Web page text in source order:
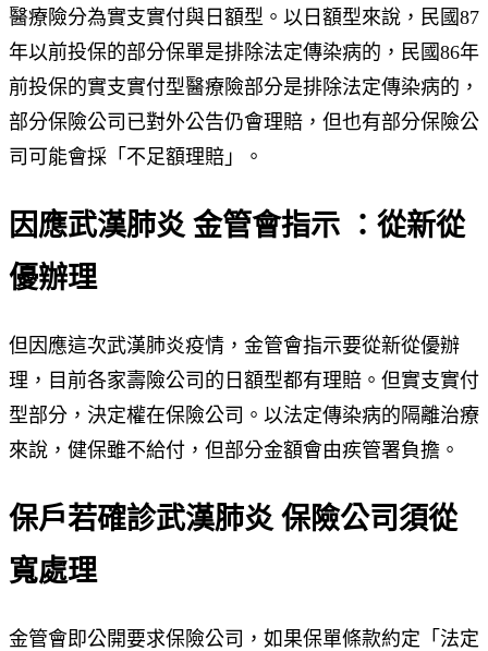
醫療險分為實支實付與日額型。以日額型來說，民國87
年以前投保的部分保單是排除法定傳染病的，民國86年
前投保的實支實付型醫療險部分是排除法定傳染病的，
部分保險公司已對外公告仍會理賠，但也有部分保險公
司可能會採「不足額理賠」。
因應武漢肺炎 金管會指示 ：從新從
優辦理
但因應這次武漢肺炎疫情，金管會指示要從新從優辦
理，目前各家壽險公司的日額型都有理賠。但實支實付
型部分，決定權在保險公司。以法定傳染病的隔離治療
來說，健保雖不給付，但部分金額會由疾管署負擔。
保戶若確診武漢肺炎 保險公司須從
寬處理
金管會即公開要求保險公司，如果保單條款約定「法定